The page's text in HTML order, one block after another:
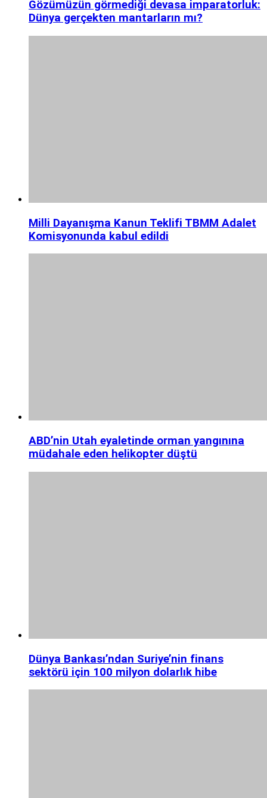
Gözümüzün görmediği devasa imparatorluk:
Dünya gerçekten mantarların mı?
Milli Dayanışma Kanun Teklifi TBMM Adalet
Komisyonunda kabul edildi
ABD’nin Utah eyaletinde orman yangınına
müdahale eden helikopter düştü
Dünya Bankası’ndan Suriye’nin finans
sektörü için 100 milyon dolarlık hibe